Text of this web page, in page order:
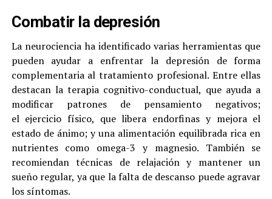
Combatir la depresión
La neurociencia ha identificado varias herramientas que
pueden ayudar a enfrentar la depresión de forma
complementaria al tratamiento profesional. Entre ellas
destacan la terapia cognitivo-conductual, que ayuda a
modificar patrones de pensamiento negativos;
el ejercicio físico, que libera endorfinas y mejora el
estado de ánimo; y una alimentación equilibrada rica en
nutrientes como omega-3 y magnesio. También se
recomiendan técnicas de relajación y mantener un
sueño regular, ya que la falta de descanso puede agravar
los síntomas.